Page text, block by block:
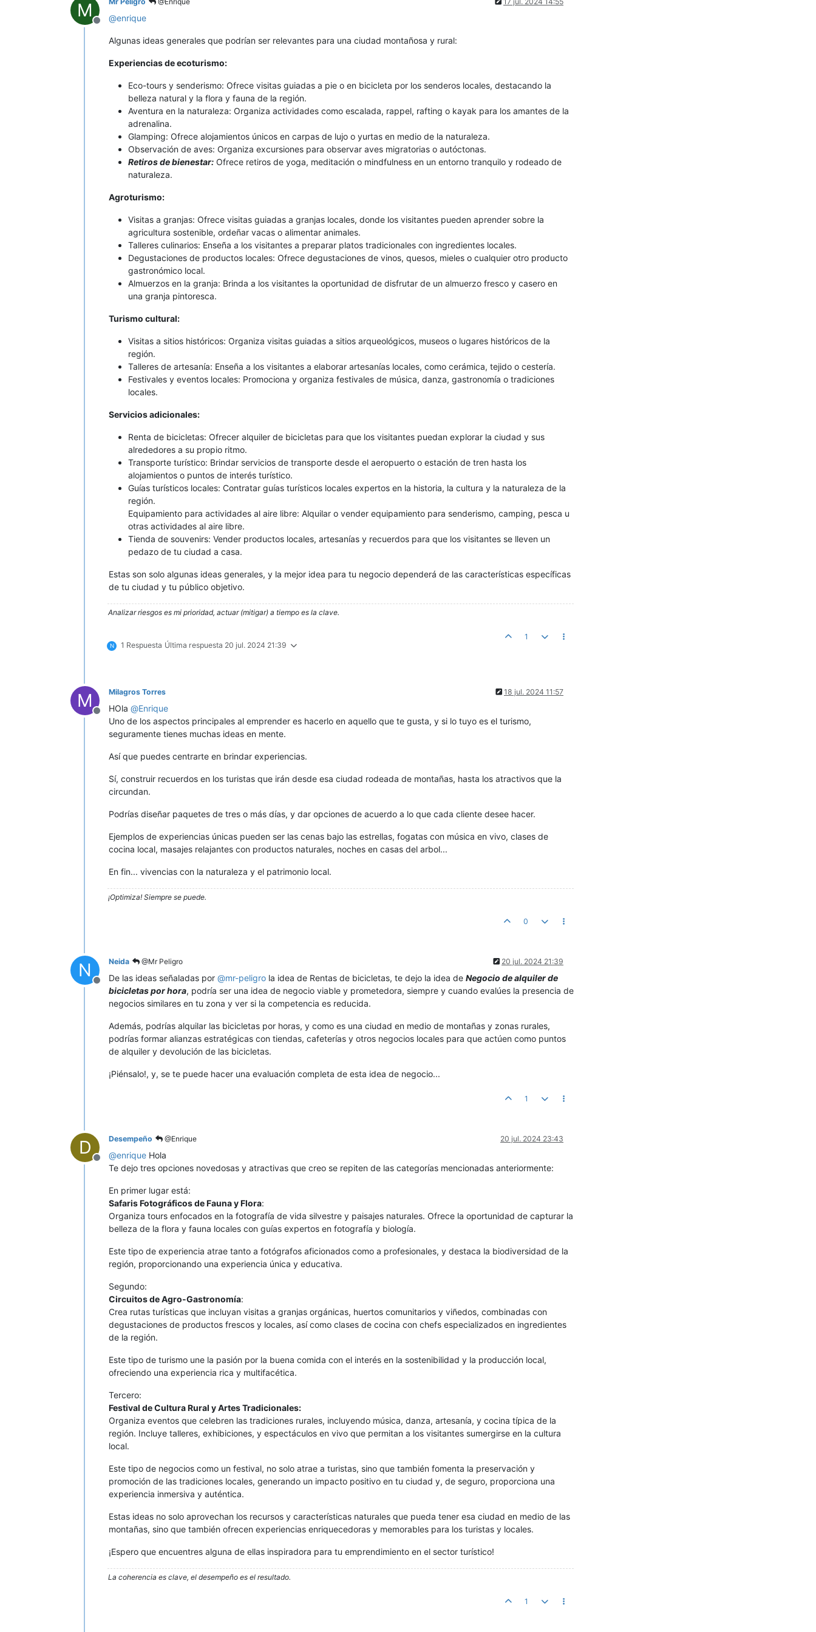
M
Desconectado
@enrique
Algunas ideas generales que podrían ser relevantes para una ciudad montañosa y rural:
Experiencias de ecoturismo:
Eco-tours y senderismo: Ofrece visitas guiadas a pie o en bicicleta por los senderos locales, destacando la
belleza natural y la flora y fauna de la región.
Aventura en la naturaleza: Organiza actividades como escalada, rappel, rafting o kayak para los amantes de la
adrenalina.
Glamping: Ofrece alojamientos únicos en carpas de lujo o yurtas en medio de la naturaleza.
Observación de aves: Organiza excursiones para observar aves migratorias o autóctonas.
Retiros de bienestar: Ofrece retiros de yoga, meditación o mindfulness en un entorno tranquilo y rodeado de
naturaleza.
Agroturismo:
Visitas a granjas: Ofrece visitas guiadas a granjas locales, donde los visitantes pueden aprender sobre la
agricultura sostenible, ordeñar vacas o alimentar animales.
Talleres culinarios: Enseña a los visitantes a preparar platos tradicionales con ingredientes locales.
Degustaciones de productos locales: Ofrece degustaciones de vinos, quesos, mieles o cualquier otro producto
gastronómico local.
Almuerzos en la granja: Brinda a los visitantes la oportunidad de disfrutar de un almuerzo fresco y casero en
una granja pintoresca.
Turismo cultural:
Visitas a sitios históricos: Organiza visitas guiadas a sitios arqueológicos, museos o lugares históricos de la
región.
Talleres de artesanía: Enseña a los visitantes a elaborar artesanías locales, como cerámica, tejido o cestería.
Festivales y eventos locales: Promociona y organiza festivales de música, danza, gastronomía o tradiciones
locales.
Servicios adicionales:
Renta de bicicletas: Ofrecer alquiler de bicicletas para que los visitantes puedan explorar la ciudad y sus
alrededores a su propio ritmo.
Transporte turístico: Brindar servicios de transporte desde el aeropuerto o estación de tren hasta los
alojamientos o puntos de interés turístico.
Guías turísticos locales: Contratar guías turísticos locales expertos en la historia, la cultura y la naturaleza de la
región.
Equipamiento para actividades al aire libre: Alquilar o vender equipamiento para senderismo, camping, pesca u
otras actividades al aire libre.
Tienda de souvenirs: Vender productos locales, artesanías y recuerdos para que los visitantes se lleven un
pedazo de tu ciudad a casa.
Estas son solo algunas ideas generales, y la mejor idea para tu negocio dependerá de las características específicas
de tu ciudad y tu público objetivo.
Analizar riesgos es mi prioridad, actuar (mitigar) a tiempo es la clave.
N 1 Respuesta Última respuesta 20 jul. 2024 21:39
1
M
Desconectado
Milagros Torres 18 jul. 2024 11:57
HOla @Enrique
Uno de los aspectos principales al emprender es hacerlo en aquello que te gusta, y si lo tuyo es el turismo,
seguramente tienes muchas ideas en mente.
Así que puedes centrarte en brindar experiencias.
Sí, construir recuerdos en los turistas que irán desde esa ciudad rodeada de montañas, hasta los atractivos que la
circundan.
Podrías diseñar paquetes de tres o más días, y dar opciones de acuerdo a lo que cada cliente desee hacer.
Ejemplos de experiencias únicas pueden ser las cenas bajo las estrellas, fogatas con música en vivo, clases de
cocina local, masajes relajantes con productos naturales, noches en casas del arbol...
En fin... vivencias con la naturaleza y el patrimonio local.
¡Optimiza! Siempre se puede.
0
N
Desconectado
Neida @Mr Peligro 20 jul. 2024 21:39
De las ideas señaladas por @mr-peligro la idea de Rentas de bicicletas, te dejo la idea de Negocio de alquiler de
bicicletas por hora, podría ser una idea de negocio viable y prometedora, siempre y cuando evalúes la presencia de
negocios similares en tu zona y ver si la competencia es reducida.
Además, podrías alquilar las bicicletas por horas, y como es una ciudad en medio de montañas y zonas rurales,
podrías formar alianzas estratégicas con tiendas, cafeterías y otros negocios locales para que actúen como puntos
de alquiler y devolución de las bicicletas.
¡Piénsalo!, y, se te puede hacer una evaluación completa de esta idea de negocio...
1
D
Desconectado
Desempeño @Enrique 20 jul. 2024 23:43
@enrique Hola
Te dejo tres opciones novedosas y atractivas que creo se repiten de las categorías mencionadas anteriormente:
En primer lugar está:
Safaris Fotográficos de Fauna y Flora:
Organiza tours enfocados en la fotografía de vida silvestre y paisajes naturales. Ofrece la oportunidad de capturar la
belleza de la flora y fauna locales con guías expertos en fotografía y biología.
Este tipo de experiencia atrae tanto a fotógrafos aficionados como a profesionales, y destaca la biodiversidad de la
región, proporcionando una experiencia única y educativa.
Segundo:
Circuitos de Agro-Gastronomía:
Crea rutas turísticas que incluyan visitas a granjas orgánicas, huertos comunitarios y viñedos, combinadas con
degustaciones de productos frescos y locales, así como clases de cocina con chefs especializados en ingredientes
de la región.
Este tipo de turismo une la pasión por la buena comida con el interés en la sostenibilidad y la producción local,
ofreciendo una experiencia rica y multifacética.
Tercero:
Festival de Cultura Rural y Artes Tradicionales:
Organiza eventos que celebren las tradiciones rurales, incluyendo música, danza, artesanía, y cocina típica de la
región. Incluye talleres, exhibiciones, y espectáculos en vivo que permitan a los visitantes sumergirse en la cultura
local.
Este tipo de negocios como un festival, no solo atrae a turistas, sino que también fomenta la preservación y
promoción de las tradiciones locales, generando un impacto positivo en tu ciudad y, de seguro, proporciona una
experiencia inmersiva y auténtica.
Estas ideas no solo aprovechan los recursos y características naturales que pueda tener esa ciudad en medio de las
montañas, sino que también ofrecen experiencias enriquecedoras y memorables para los turistas y locales.
¡Espero que encuentres alguna de ellas inspiradora para tu emprendimiento en el sector turístico!
La coherencia es clave, el desempeño es el resultado.
1